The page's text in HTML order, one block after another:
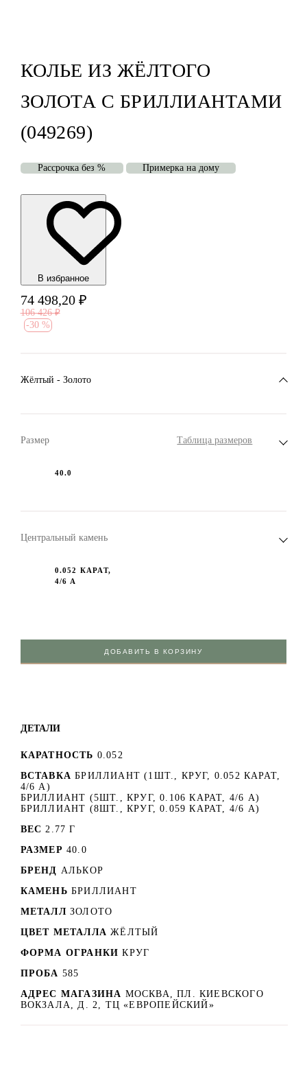
КОЛЬЕ ИЗ ЖЁЛТОГО
ЗОЛОТА С БРИЛЛИАНТАМИ
(049269)
Рассрочка без % Примерка на дому
В избранноe
74 498,20 ₽
106 426 ₽
-30 %
Жёлтый - Золото
Размер Таблица размеров
40.0
Центральный камень
0.052 КАРАТ,
4/6 А
ДОБАВИТЬ В КОРЗИНУ
ДЕТАЛИ
КАРАТНОСТЬ 0.052
ВСТАВКА БРИЛЛИАНТ (1ШТ., КРУГ, 0.052 КАРАТ,
4/6 А)
БРИЛЛИАНТ (5ШТ., КРУГ, 0.106 КАРАТ, 4/6 А)
БРИЛЛИАНТ (8ШТ., КРУГ, 0.059 КАРАТ, 4/6 А)
ВЕС 2.77 Г
РАЗМЕР 40.0
БРЕНД АЛЬКОР
КАМЕНЬ БРИЛЛИАНТ
МЕТАЛЛ ЗОЛОТО
ЦВЕТ МЕТАЛЛА ЖЁЛТЫЙ
ФОРМА ОГРАНКИ КРУГ
ПРОБА 585
АДРЕС МАГАЗИНА МОСКВА, ПЛ. КИЕВСКОГО
ВОКЗАЛА, Д. 2, ТЦ «ЕВРОПЕЙСКИЙ»